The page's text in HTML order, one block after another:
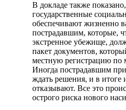
В докладе также
государственные
обеспечивают жизненно
пострадавшим, которые,
экстренное убежище,
пакет документов,
местную регистрацию по
Иногда пострадавшим
ждать решения, и в итоге
отказывают. Все это
острого риска нового